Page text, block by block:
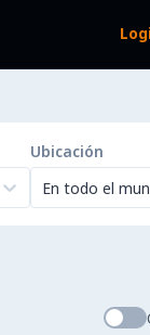
Ubicación
En todo el